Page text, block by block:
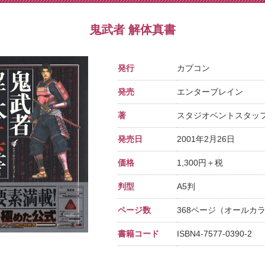
鬼武者 解体真書
発行 カプコン
発売 エンターブレイン
著 スタジオベントスタッ
発売日 2001年2月26日
価格 1,300円＋税
判型 A5判
ページ数 368ページ（オールカラ
書籍コード ISBN4-7577-0390-2